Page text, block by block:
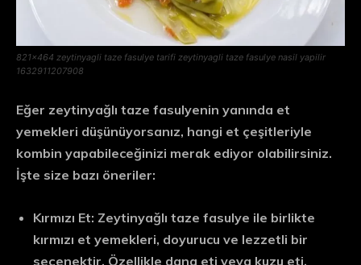
821×464 zeytinyagli taze fasulye tarifi zeytinyagli taze fasulye nasil yapilir
1632911207908
Eğer zeytinyağlı taze fasulyenin yanında et
yemekleri düşünüyorsanız, hangi et çeşitleriyle
kombin yapabileceğinizi merak ediyor olabilirsiniz.
İşte size bazı öneriler:
Kırmızı Et: Zeytinyağlı taze fasulye ile birlikte
kırmızı et yemekleri, doyurucu ve lezzetli bir
seçenektir. Özellikle dana eti veya kuzu eti,